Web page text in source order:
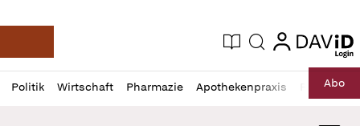
Deutsche Apotheker Zeitung
Aktuelle Ausgabe
Suche login
login
Politik Wirtschaft Pharmazie Apothekenpraxis RechtAbo
Profil
öffnen
Daz
Pur